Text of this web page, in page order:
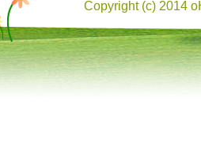
Copyright (c) 2014